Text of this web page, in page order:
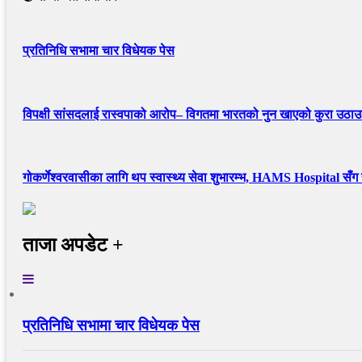
प्रतिनिधि सभामा चार विधेयक पेस
विपक्षी सांसदलाई रास्वपाको आरोप– विगतमा भारतको नुन खाएको कुरा
गोकर्णेश्वरवासीका लागि थप स्वास्थ्य सेवा शुभारम्भ, HAMS Hospital सँग
ताजा अपडेट +
प्रतिनिधि सभामा चार विधेयक पेस